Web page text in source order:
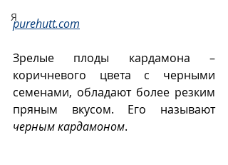
Яpurehutt.com
Зрелые плоды кардамона –
коричневого цвета с черными
семенами, обладают более резким
пряным вкусом. Его называют
черным кардамоном.